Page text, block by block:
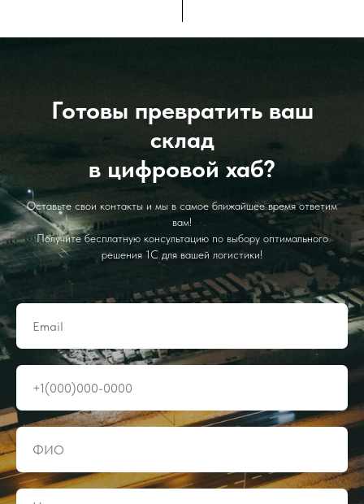
Готовы превратить ваш
склад
в цифровой хаб?
Оставьте свои контакты и мы в самое ближайшее время ответим
вам!
Получите бесплатную консультацию по выбору оптимального
решения 1С для вашей логистики!